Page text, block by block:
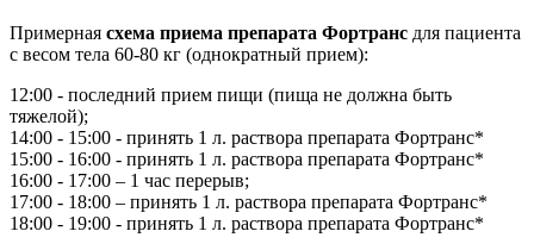
Примерная схема приема препарата Фортранс для пациента
с весом тела 60-80 кг (однократный прием):
12:00 - последний прием пищи (пища не должна быть
тяжелой);
14:00 - 15:00 - принять 1 л. раствора препарата Фортранс*
15:00 - 16:00 - принять 1 л. раствора препарата Фортранс*
16:00 - 17:00 – 1 час перерыв;
17:00 - 18:00 – принять 1 л. раствора препарата Фортранс*
18:00 - 19:00 - принять 1 л. раствора препарата Фортранс*